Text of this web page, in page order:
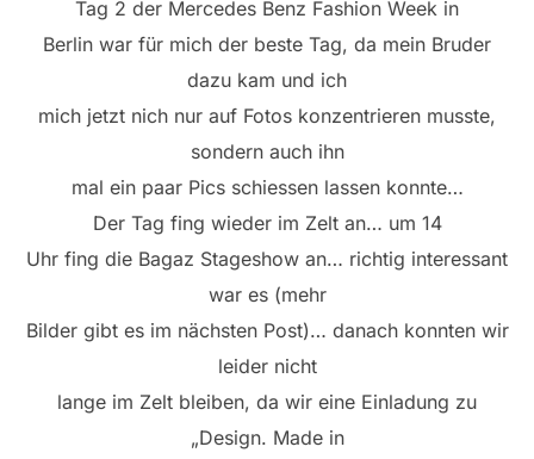
Tag 2 der Mercedes Benz Fashion Week in
Berlin war für mich der beste Tag, da mein Bruder
dazu kam und ich
mich jetzt nich nur auf Fotos konzentrieren musste,
sondern auch ihn
mal ein paar Pics schiessen lassen konnte…
Der Tag fing wieder im Zelt an… um 14
Uhr fing die Bagaz Stageshow an… richtig interessant
war es (mehr
Bilder gibt es im nächsten Post)… danach konnten wir
leider nicht
lange im Zelt bleiben, da wir eine Einladung zu
„Design. Made in